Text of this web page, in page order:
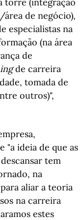
de negócio),
especialistas na
(na área
de
de carreira
tomada de
outros)",
"a ideia de que as
tem
na
aliar a teoria
na carreira
estes